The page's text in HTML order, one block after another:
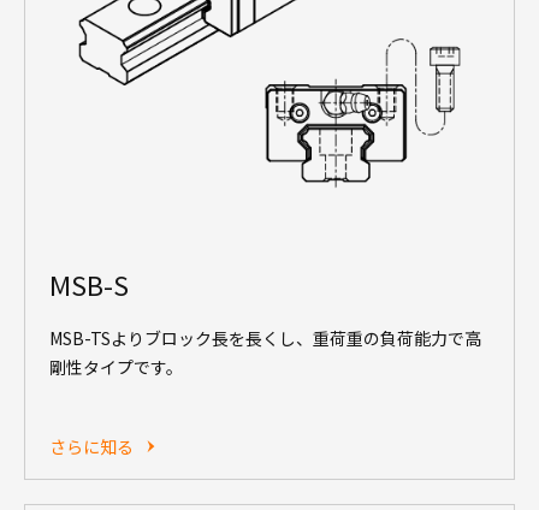
MSB-S
MSB-TSよりブロック長を長くし、重荷重の負荷能力で高
剛性タイプです。
さらに知る